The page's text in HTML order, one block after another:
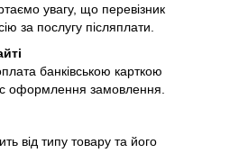
увагу, що перевізник
за послугу післяплати.
банківською карткою
оформлення замовлення.
від типу товару та його